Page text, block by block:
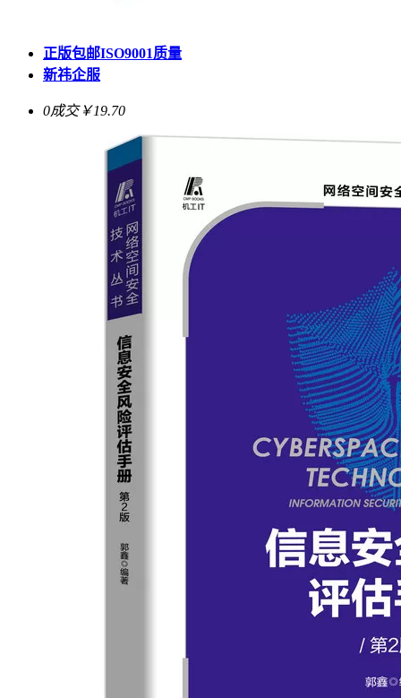
正版包邮ISO9001质量
新祎企服
0成交￥19.70